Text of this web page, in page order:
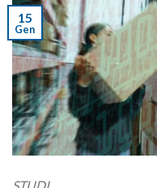
15
Gen
STUDI